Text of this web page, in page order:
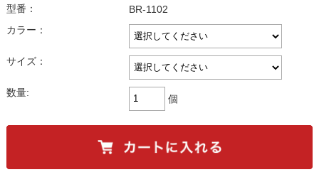
型番：
BR-1102
カラー：
サイズ：
数量:
個